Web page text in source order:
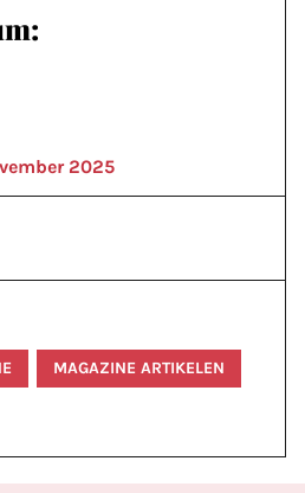
2025
MAGAZINE ARTIKELEN